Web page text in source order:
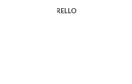
AGGIUNGI AL CARRELLO